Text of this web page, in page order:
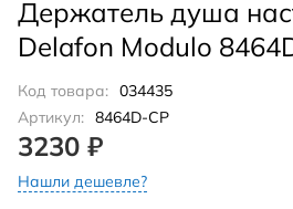
Держатель душа
Delafon Modulo
Код товара: 034435
Артикул: 8464D-CP
3230 ₽
Нашли дешевле?